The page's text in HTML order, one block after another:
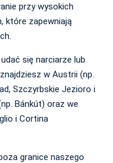
przy wysokich
które zapewniają
się narciarze lub
w Austrii (np.
Szczyrbskie Jezioro i
Bánkút) oraz we
i Cortina
granice naszego